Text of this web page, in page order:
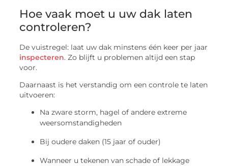
Hoe vaak moet u uw dak laten
controleren?
De vuistregel: laat uw dak minstens één keer per jaar
inspecteren. Zo blijft u problemen altijd een stap
voor.
Daarnaast is het verstandig om een controle te laten
uitvoeren:
Na zware storm, hagel of andere extreme
weersomstandigheden
Bij oudere daken (15 jaar of ouder)
Wanneer u tekenen van schade of lekkage